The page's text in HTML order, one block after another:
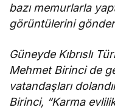
bazı memurlarla
görüntülerini
Güneyde Kıbrıslı
Mehmet Birinci de
vatandaşları
Birinci, “Karma